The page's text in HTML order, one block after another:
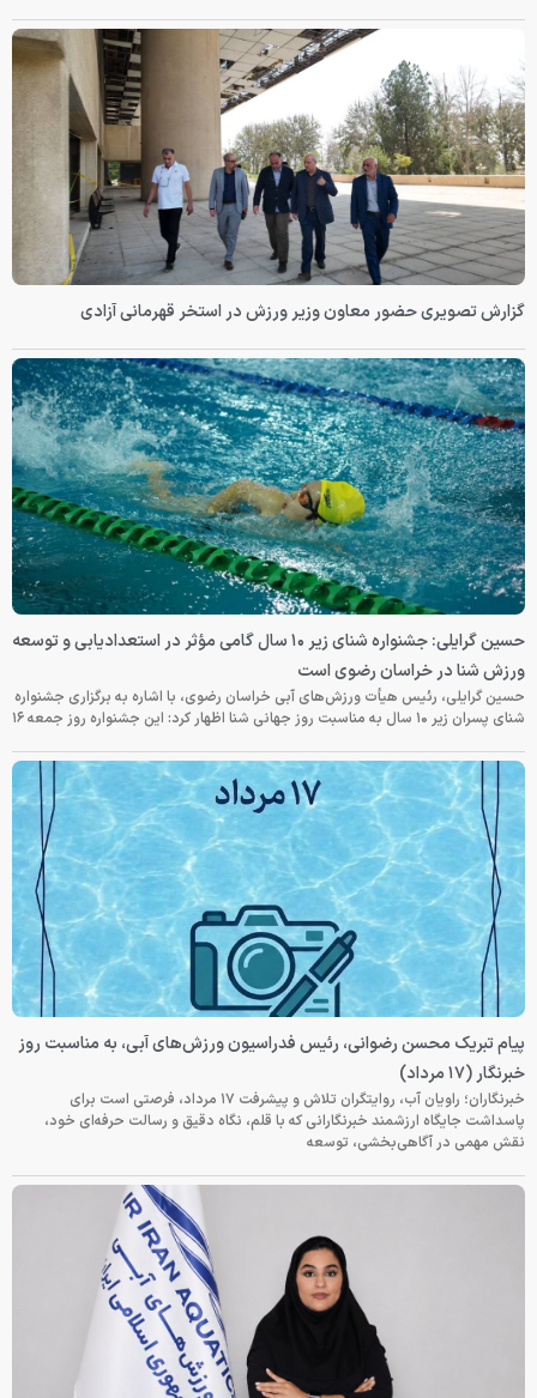
گزارش تصویری حضور معاون وزیر ورزش در استخر قهرمانی آزادی
حسین گرایلی: جشنواره شنای زیر ۱۰ سال گامی مؤثر در استعدادیابی و توسعه
ورزش شنا در خراسان رضوی است
حسین گرایلی، رئیس هیأت ورزش‌های آبی خراسان رضوی، با اشاره به برگزاری جشنواره
شنای پسران زیر ۱۰ سال به مناسبت روز جهانی شنا اظهار کرد: این جشنواره روز جمعه‌ ۱۶
پیام تبریک محسن رضوانی، رئیس فدراسیون ورزش‌های آبی، به مناسبت روز
خبرنگار (۱۷ مرداد)
خبرنگاران؛ راویان آب، روایتگران تلاش و پیشرفت ۱۷ مرداد، فرصتی است برای
پاسداشت جایگاه ارزشمند خبرنگارانی که با قلم، نگاه دقیق و رسالت حرفه‌ای خود،
نقش مهمی در آگاهی‌بخشی، توسعه